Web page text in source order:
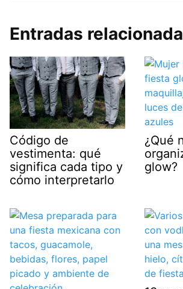
Entradas
Código de
vestimenta: qué
significa cada tipo y
cómo interpretarlo
¿Qué
glow?